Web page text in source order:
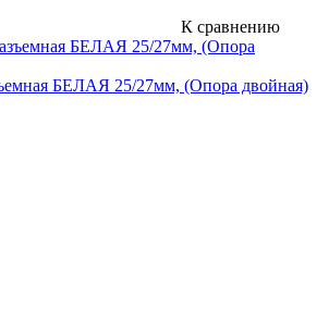
К сравнению
БЕЛАЯ 25/27мм, (Опора двойная)